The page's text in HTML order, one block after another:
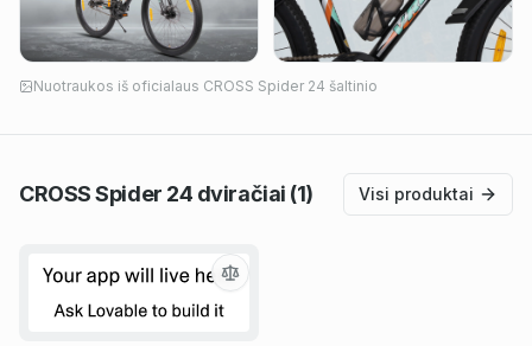
Nuotraukos iš oficialaus CROSS Spider 24 šaltinio
CROSS Spider 24 dviračiai (1) Visi produktai